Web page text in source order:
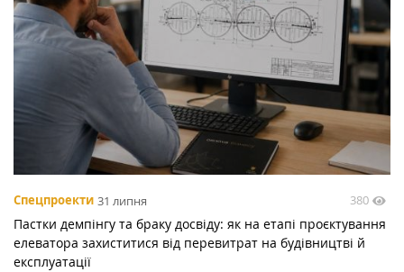
Спецпроекти 31 липня 380
Пастки демпінгу та браку досвіду: як на етапі проєктування
елеватора захиститися від перевитрат на будівництві й
експлуатації